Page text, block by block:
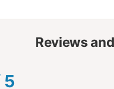
Reviews
5